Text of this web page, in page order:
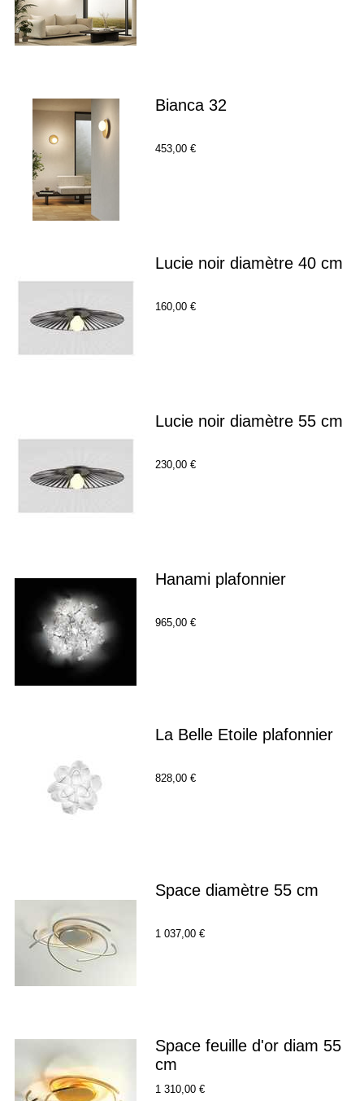
Bianca 32
453,00 €
Lucie noir diamètre 40 cm
160,00 €
Lucie noir diamètre 55 cm
230,00 €
Hanami plafonnier
965,00 €
La Belle Etoile plafonnier
828,00 €
Space diamètre 55 cm
1 037,00 €
Space feuille d'or diam 55
cm
1 310,00 €